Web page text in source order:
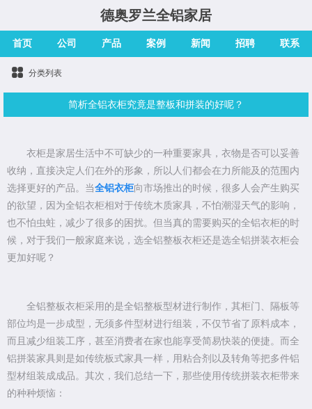
德奥罗兰全铝家居
首页 公司 产品 案例 新闻 招聘 联系
分类列表
简析全铝衣柜究竟是整板和拼装的好呢？
衣柜是家居生活中不可缺少的一种重要家具，衣物是否可以妥善
收纳，直接决定人们在外的形象，所以人们都会在力所能及的范围内
选择更好的产品。当全铝衣柜向市场推出的时候，很多人会产生购买
的欲望，因为全铝衣柜相对于传统木质家具，不怕潮湿天气的影响，
也不怕虫蛀，减少了很多的困扰。但当真的需要购买的全铝衣柜的时
候，对于我们一般家庭来说，选全铝整板衣柜还是选全铝拼装衣柜会
更加好呢？
全铝整板衣柜采用的是全铝整板型材进行制作，其柜门、隔板等
部位均是一步成型，无须多件型材进行组装，不仅节省了原料成本，
而且减少组装工序，甚至消费者在家也能享受简易快装的便捷。而全
铝拼装家具则是如传统板式家具一样，用粘合剂以及转角等把多件铝
型材组装成成品。其次，我们总结一下，那些使用传统拼装衣柜带来
的种种烦恼：